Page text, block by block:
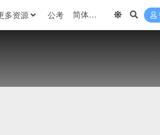
多资源 公考